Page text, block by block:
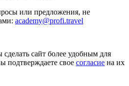
или предложения, не
academy@profi.travel
сайт более удобным для
подтверждаете свое согласие на их